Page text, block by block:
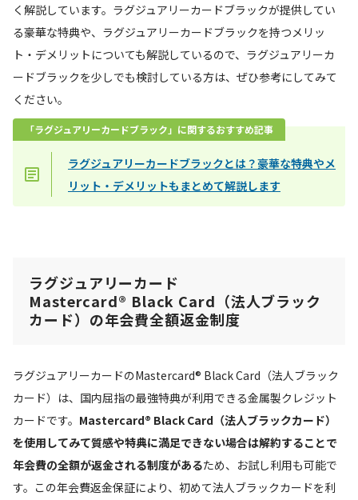
く解説しています。ラグジュアリーカードブラックが提供してい
る豪華な特典や、ラグジュアリーカードブラックを持つメリッ
ト・デメリットについても解説しているので、ラグジュアリーカ
ードブラックを少しでも検討している方は、ぜひ参考にしてみて
ください。
「ラグジュアリーカードブラック」に関するおすすめ記事
ラグジュアリーカードブラックとは？豪華な特典やメ
リット・デメリットもまとめて解説します
ラグジュアリーカード
Mastercard® Black Card（法人ブラック
カード）の年会費全額返金制度
ラグジュアリーカードのMastercard® Black Card（法人ブラック
カード）は、国内屈指の最強特典が利用できる金属製クレジット
カードです。 Mastercard® Black Card（法人ブラックカード）
を使用してみて質感や特典に満足できない場合は解約することで
年会費の全額が返金される制度があるため、お試し利用も可能で
す。この年会費返金保証により、初めて法人ブラックカードを利